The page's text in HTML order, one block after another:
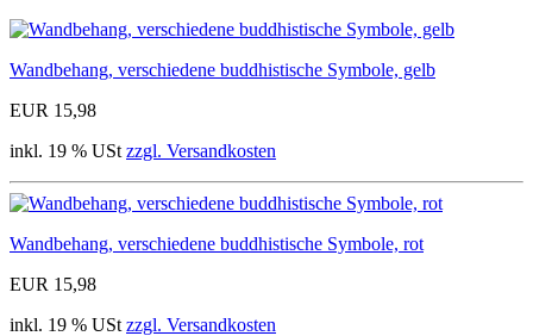
Wandbehang, verschiedene buddhistische Symbole, gelb
EUR 15,98
inkl. 19 % USt zzgl. Versandkosten
Wandbehang, verschiedene buddhistische Symbole, rot
EUR 15,98
inkl. 19 % USt zzgl. Versandkosten